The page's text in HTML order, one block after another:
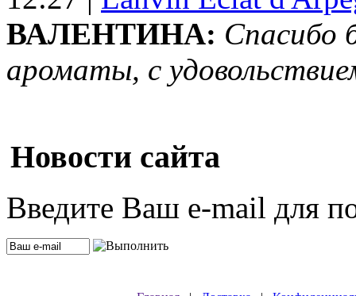
ВАЛЕНТИНА: Спасибо
ароматы, с
Новости сайта
Введите Ваш e-mail для